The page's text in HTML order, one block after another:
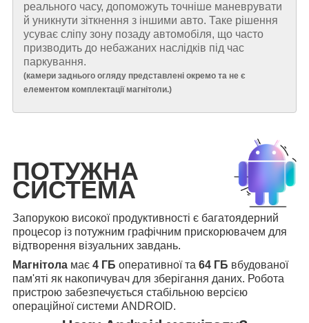
реального часу, допоможуть точніше маневрувати
й уникнути зіткнення з іншими авто. Таке рішення
усуває сліпу зону позаду автомобіля, що часто
призводить до небажаних наслідків під час
паркування.
(камери заднього огляду представлені окремо та не є
елементом комплектації магнітоли.)
ПОТУЖНА
СИСТЕМА
Запорукою високої продуктивності є багатоядерний
процесор із потужним графічним прискорювачем для
відтворення візуальних завдань.
Магнітола має 4 ГБ оперативної та 64 ГБ вбудованої
пам'яті як накопичувач для зберігання даних. Робота
пристрою забезпечується стабільною версією
операційної системи ANDROID.